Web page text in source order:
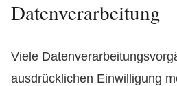
Datenverarbeitung
Viele
ausdrücklichen Einwilligung